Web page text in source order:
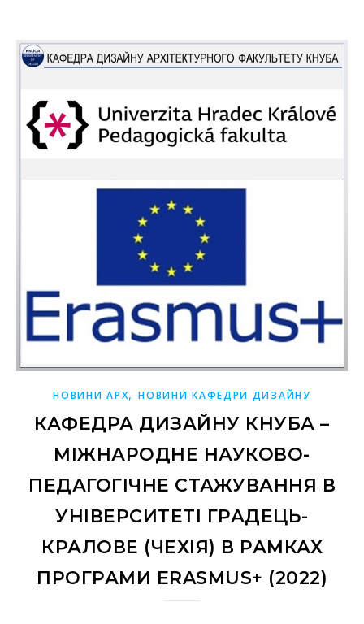
НОВИНИ АРХ,НОВИНИ КАФЕДРИ ДИЗАЙНУ
КАФЕДРА ДИЗАЙНУ КНУБА –
МІЖНАРОДНЕ НАУКОВО-
ПЕДАГОГІЧНЕ СТАЖУВАННЯ В
УНІВЕРСИТЕТІ ГРАДЕЦЬ-
КРАЛОВЕ (ЧЕХІЯ) В РАМКАХ
ПРОГРАМИ ERASMUS+ (2022)